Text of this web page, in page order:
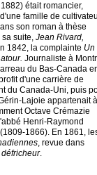
était romancier,
famille de
son roman à thèse
suite, Jean Rivard,
1842, la complainte Un
Journaliste à
du Bas-Canada
d'une carrière de
du Canada-Uni, puis
Lajoie appartenait à
Octave Crémazie
Henri-Raymond
1866). En 1861,
, revue dans
.